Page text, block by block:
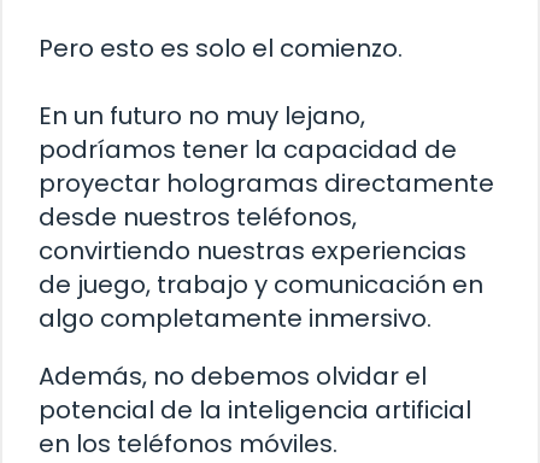
Pero esto es solo el comienzo.
En un futuro no muy lejano,
podríamos tener la capacidad de
proyectar hologramas directamente
desde nuestros teléfonos,
convirtiendo nuestras experiencias
de juego, trabajo y comunicación en
algo completamente inmersivo.
Además, no debemos olvidar el
potencial de la inteligencia artificial
en los teléfonos móviles.